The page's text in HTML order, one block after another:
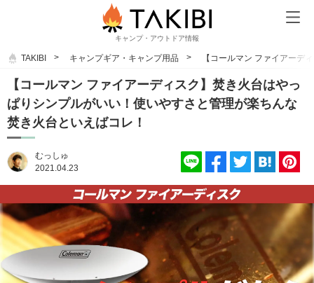
キャンプ・アウトドア情報
TAKIBI キャンプギア・キャンプ用品 【コールマン ファイアーデ
【コールマン ファイアーディスク】焚き火台はやっ
ぱりシンプルがいい！使いやすさと管理が楽ちんな
焚き火台といえばコレ！
むっしゅ
2021.04.23